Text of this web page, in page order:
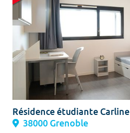
Résidence étudiante Carline
38000 Grenoble